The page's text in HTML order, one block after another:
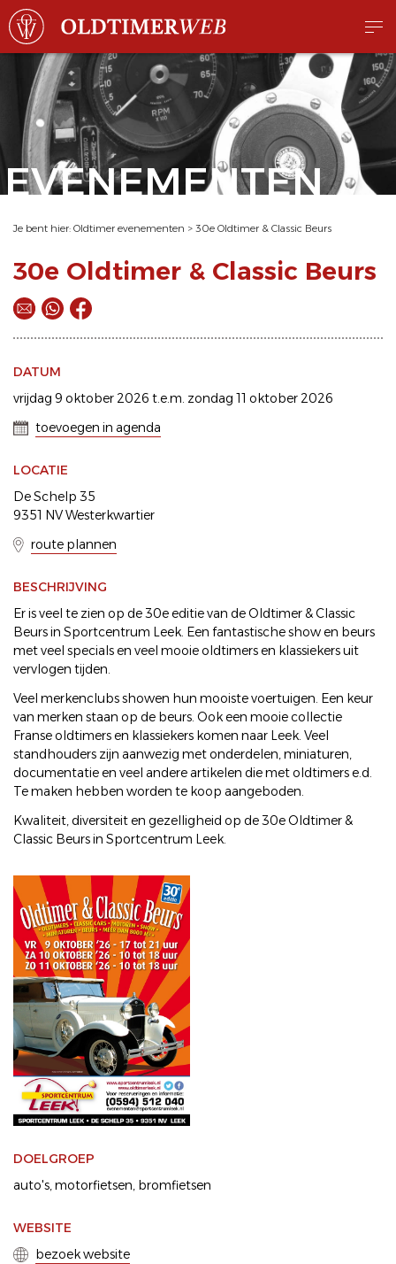
EVENEMENTEN
Je bent hier: Oldtimer evenementen > 30e Oldtimer & Classic Beurs
30e Oldtimer & Classic Beurs
DATUM
vrijdag 9 oktober 2026 t.e.m. zondag 11 oktober 2026
toevoegen in agenda
LOCATIE
De Schelp 35
9351 NV Westerkwartier
route plannen
BESCHRIJVING
Er is veel te zien op de 30e editie van de Oldtimer & Classic
Beurs in Sportcentrum Leek. Een fantastische show en beurs
met veel specials en veel mooie oldtimers en klassiekers uit
vervlogen tijden.
Veel merkenclubs showen hun mooiste voertuigen. Een keur
van merken staan op de beurs. Ook een mooie collectie
Franse oldtimers en klassiekers komen naar Leek. Veel
standhouders zijn aanwezig met onderdelen, miniaturen,
documentatie en veel andere artikelen die met oldtimers e.d.
Te maken hebben worden te koop aangeboden.
Kwaliteit, diversiteit en gezelligheid op de 30e Oldtimer &
Classic Beurs in Sportcentrum Leek.
DOELGROEP
auto's motorfietsen bromfietsen
WEBSITE
bezoek website